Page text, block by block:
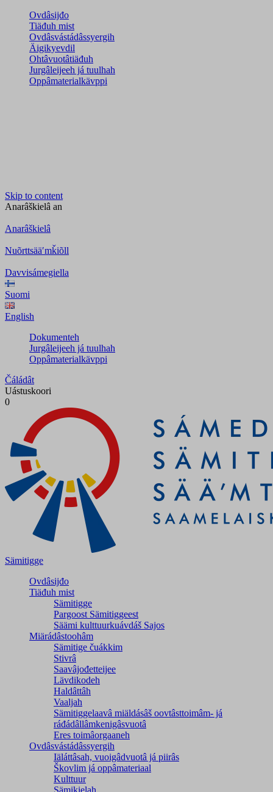
Ovdâsijđo
Tiäđuh mist
Ovdâsvástádâssyergih
Äigikyevdil
Ohtâvuotâtiäđuh
Jurgâleijeeh já tuulhah
Oppâmaterialkävppi
Skip to content
Anarâškielâ an
Anarâškielâ
Nuõrttsääʹmǩiõll
Davvisámegiella
Suomi
English
Dokumenteh
Jurgâleijeeh já tuulhah
Oppâmaterialkävppi
Čáládât
Uástuskoori
0
Sämitigge
Ovdâsijđo
Tiäđuh mist
Sämitigge
Pargoost Sämitiggeest
Säämi kulttuurkuávdáš Sajos
Miärádâstoohâm
Sämitige čuákkim
Stivrâ
Saavâjođetteijee
Lävdikodeh
Haldâttâh
Vaaljah
Sämitiggelaavâ miäldásâš oovtâsttoimâm- já
ráđádâllâmkenigâsvuotâ
Eres toimâorgaaneh
Ovdâsvástádâssyergih
Iäláttâsah, vuoigâdvuotâ já piirâs
Škovlim já oppâmateriaal
Kulttuur
Sämikielah